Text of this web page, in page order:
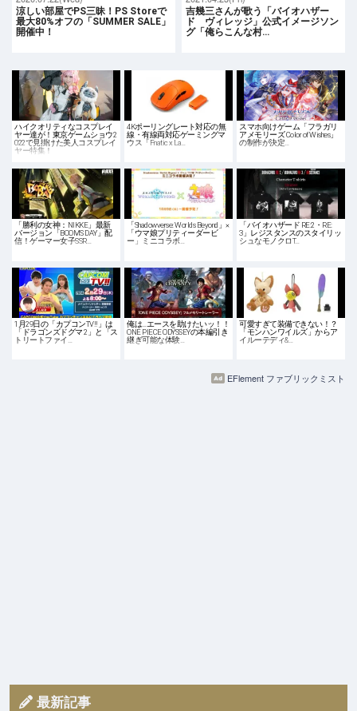
涼しい部屋でPS三昧！PS Storeで
最大80%オフの「SUMMER SALE」
開催中！
吉幾三さんが歌う「バイオハザー
ド ヴィレッジ」公式イメージソン
グ「俺らこんな村…
ハイクオリティなコスプレイ
ヤー達が！東京ゲームショウ2
022で見掛けた美人コスプレイ
ヤー特集！
4Kポーリングレート対応の無
線・有線両対応ゲーミングマ
ウス「Fnatic x La…
スマホ向けゲーム「フラガリ
アメモリーズ Color of Wishes」
の制作が決定…
「勝利の女神：NIKKE」最新
バージョン「BOOMS DAY」配
信！ゲーマー女子SSR…
「Shadowverse: Worlds Beyond」×
「ウマ娘プリティーダービ
ー」ミニコラボ…
「バイオハザード RE:2・RE:
3」レジスタンスのスタイリッ
シュなモノクロT…
1月29日の「カプコンTV!!」は
「ドラゴンズドグマ 2」と「ス
トリートファイ…
俺は…エースを助けたいッ！！
ONE PIECE ODYSSEYの本編引き
継ぎ可能な体験…
可愛すぎて装備できない！？
「モンハンワイルズ」からア
イルーテディ&…
EFlement ファブリックミスト
最新記事